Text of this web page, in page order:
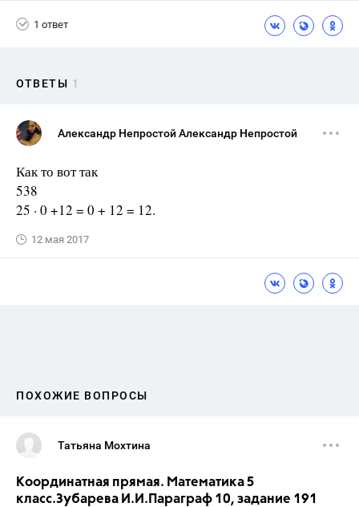
1 ответ
ОТВЕТЫ 1
Александр Непростой Александр Непростой
Как то вот так
538
25 · 0 +12 = 0 + 12 = 12.
12 мая 2017
ПОХОЖИЕ ВОПРОСЫ
Татьяна Мохтина
Координатная прямая. Математика 5
класс.Зубарева И.И.Параграф 10, задание 191